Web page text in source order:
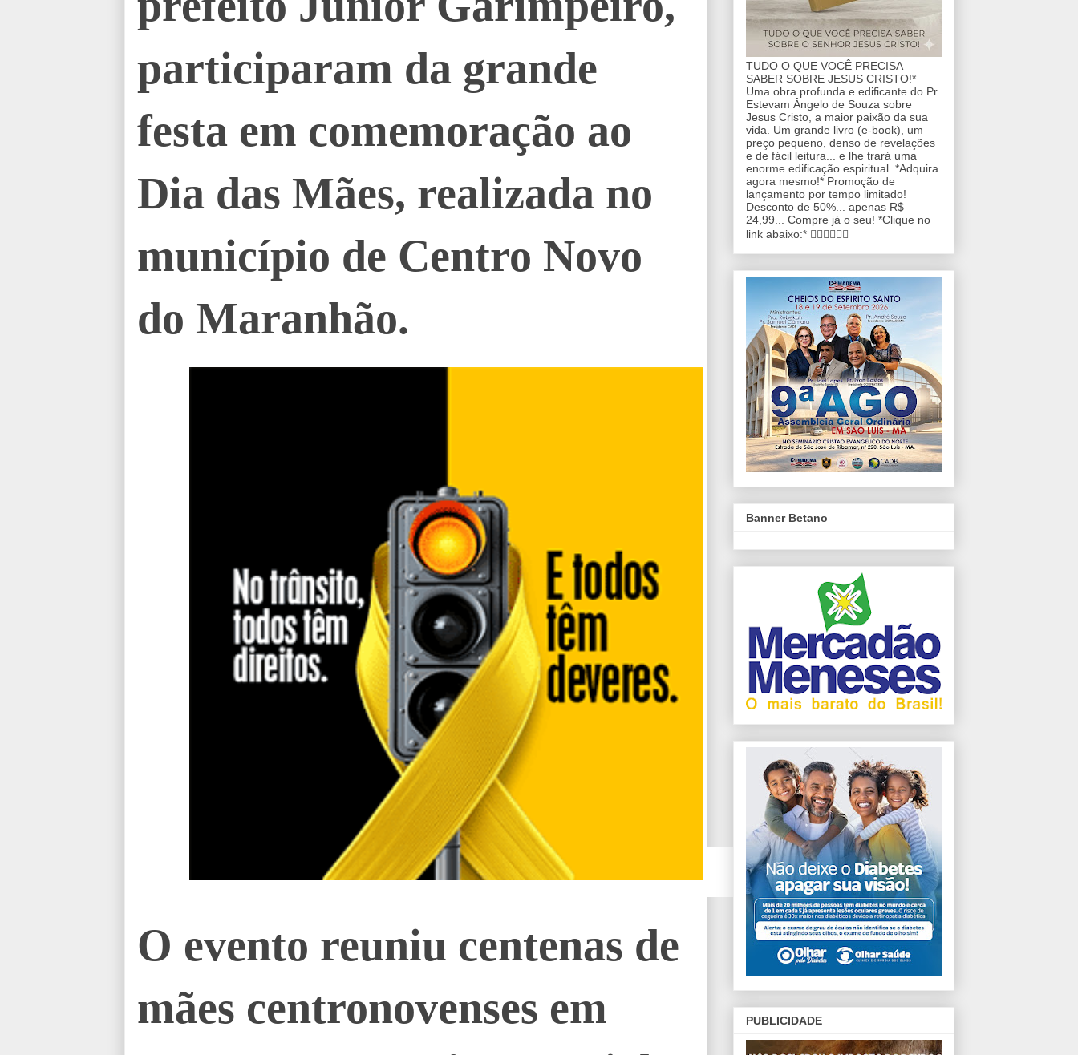
participaram da grande
festa em comemoração ao
Dia das Mães, realizada no
município de Centro Novo
do Maranhão.
O evento reuniu centenas de
mães centronovenses em
TUDO O QUE VOCÊ PRECISA
SABER SOBRE JESUS CRISTO!*
Uma obra profunda e edificante do Pr.
Estevam Ângelo de Souza sobre
Jesus Cristo, a maior paixão da sua
vida. Um grande livro (e-book), um
preço pequeno, denso de revelações
e de fácil leitura... e lhe trará uma
enorme edificação espiritual. *Adquira
agora mesmo!* Promoção de
lançamento por tempo limitado!
Desconto de 50%... apenas R$
24,99... Compre já o seu! *Clique no
link abaixo:* 👇🏼👇🏼👇🏼
Banner Betano
PUBLICIDADE